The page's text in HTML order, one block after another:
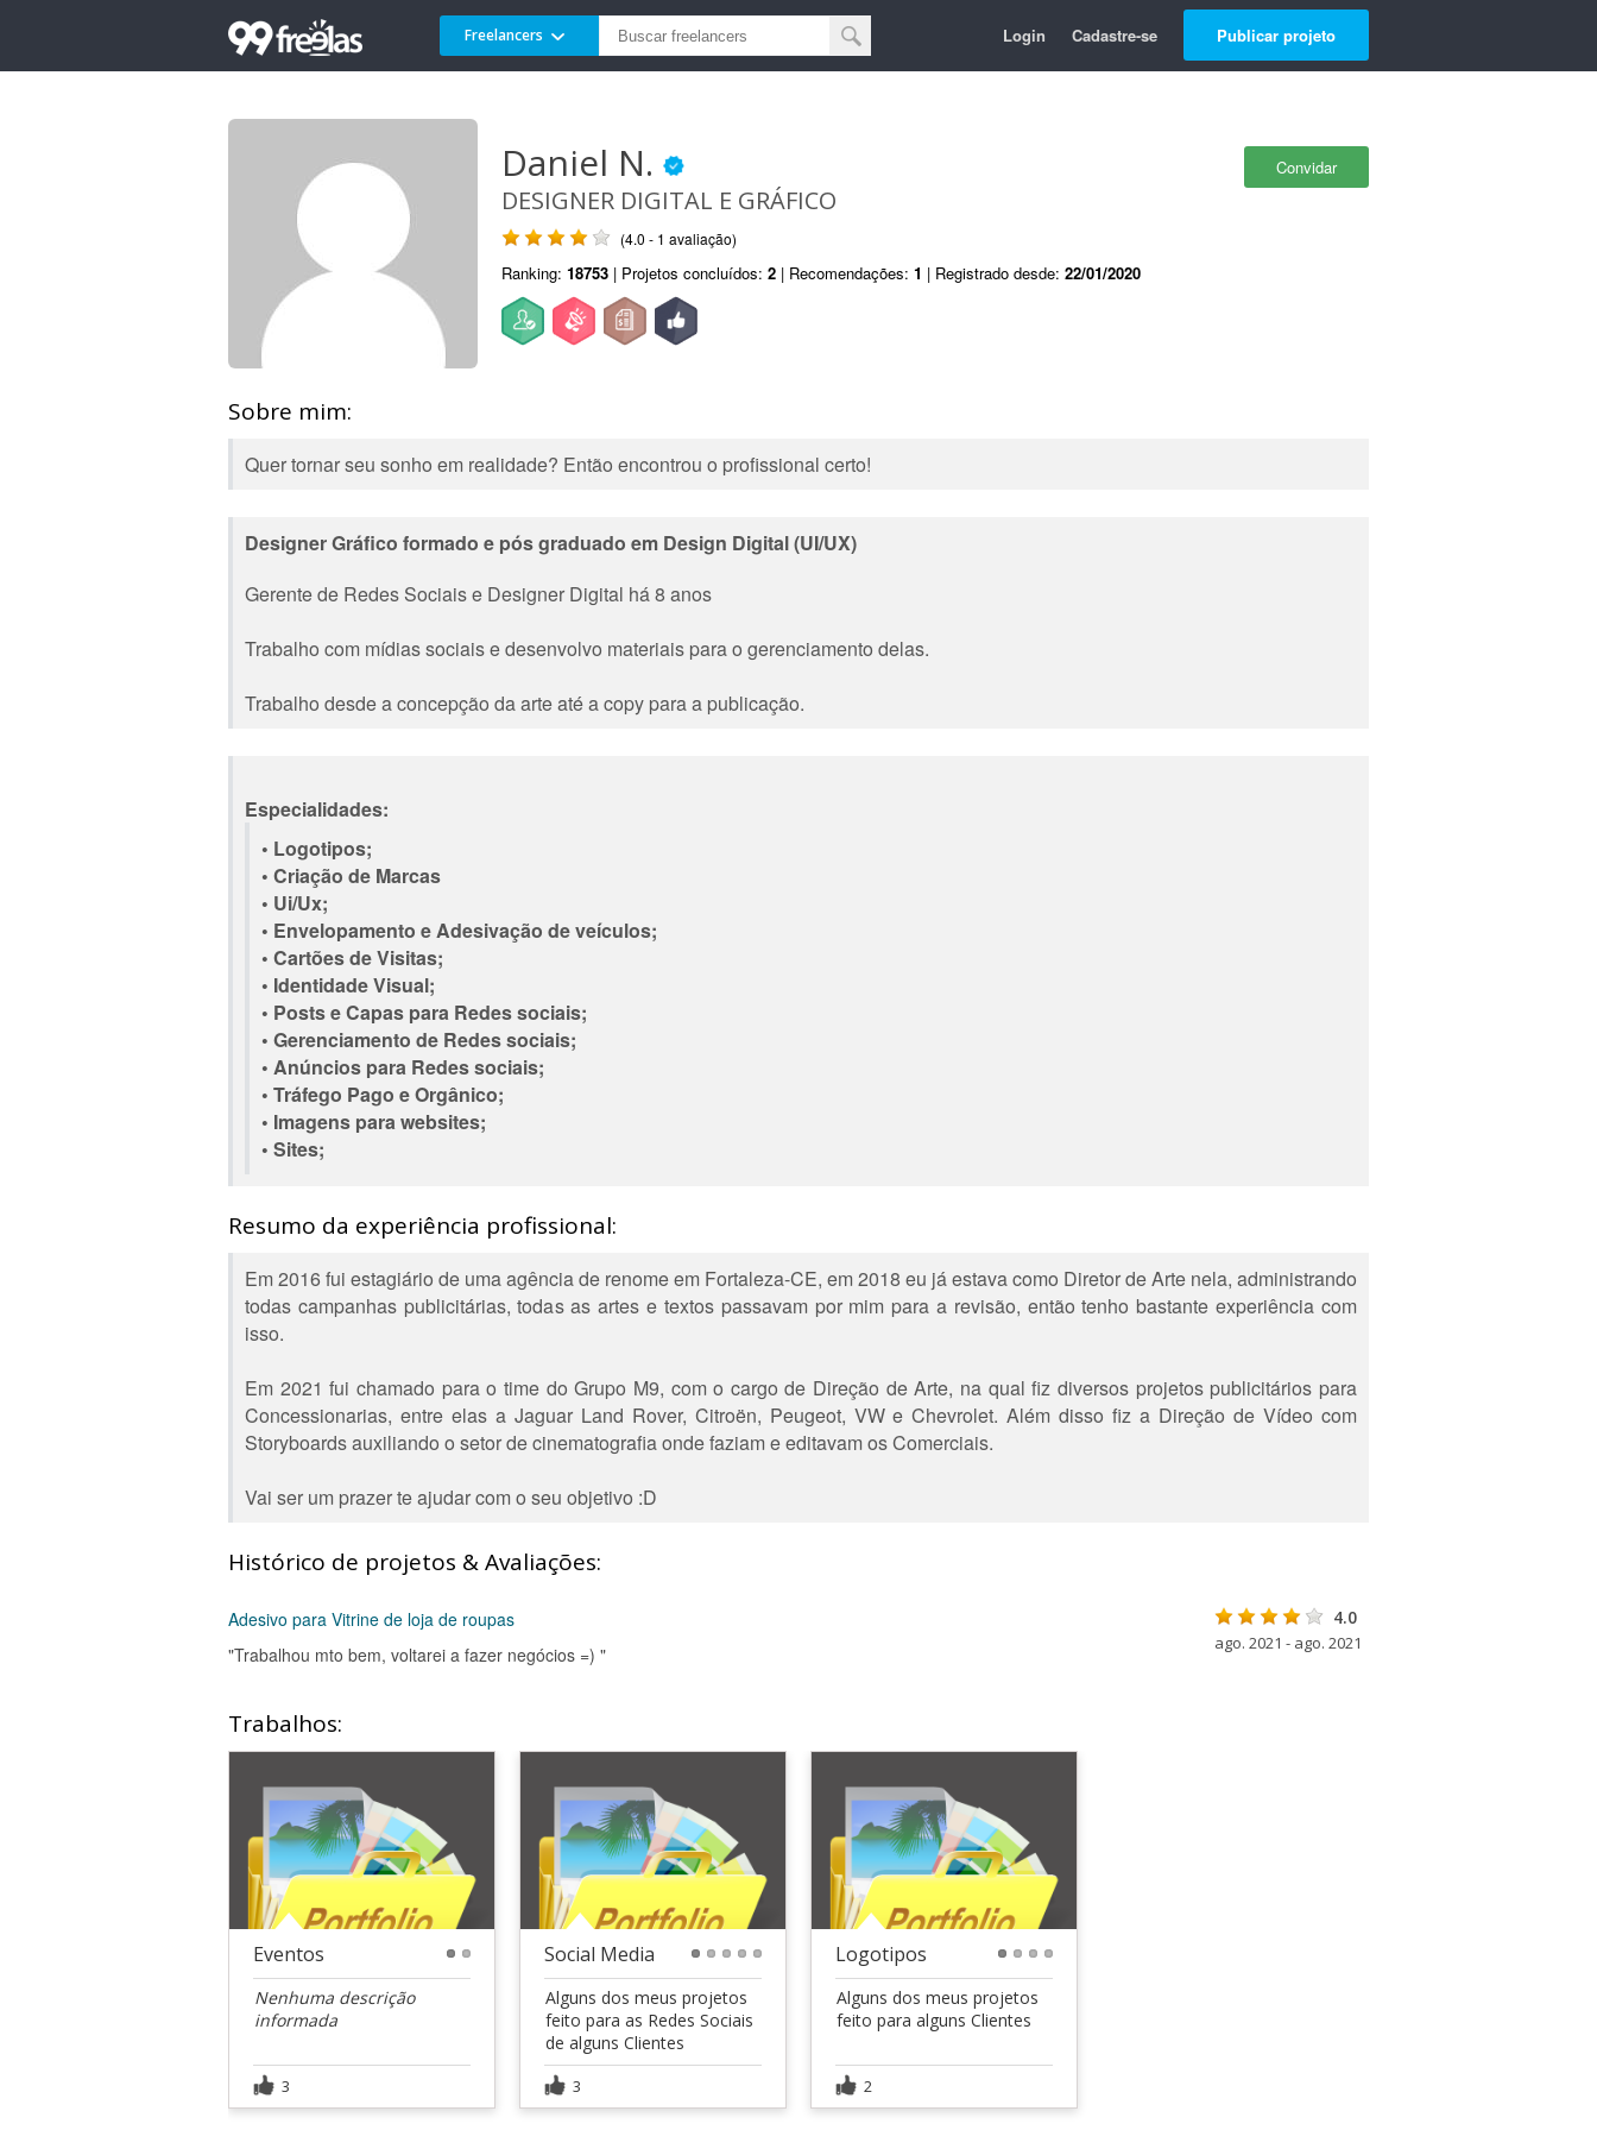
Freelancers Login Cadastre-se Publicar projeto
Convidar
Daniel N.
DESIGNER DIGITAL E GRÁFICO
(4.0 - 1 avaliação)
Ranking: 18753 | Projetos concluídos: 2 | Recomendações: 1 | Registrado desde: 22/01/2020
Sobre mim:
Quer tornar seu sonho em realidade? Então encontrou o profissional certo!
Designer Gráfico formado e pós graduado em Design Digital (UI/UX)
Gerente de Redes Sociais e Designer Digital há 8 anos
Trabalho com mídias sociais e desenvolvo materiais para o gerenciamento delas.
Trabalho desde a concepção da arte até a copy para a publicação.
Especialidades:
• Logotipos;
• Criação de Marcas
• Ui/Ux;
• Envelopamento e Adesivação de veículos;
• Cartões de Visitas;
• Identidade Visual;
• Posts e Capas para Redes sociais;
• Gerenciamento de Redes sociais;
• Anúncios para Redes sociais;
• Tráfego Pago e Orgânico;
• Imagens para websites;
• Sites;
Resumo da experiência profissional:
Em 2016 fui estagiário de uma agência de renome em Fortaleza-CE, em 2018 eu já estava como Diretor de Arte nela, administrando
todas campanhas publicitárias, todas as artes e textos passavam por mim para a revisão, então tenho bastante experiência com
isso.
Em 2021 fui chamado para o time do Grupo M9, com o cargo de Direção de Arte, na qual fiz diversos projetos publicitários para
Concessionarias, entre elas a Jaguar Land Rover, Citroën, Peugeot, VW e Chevrolet. Além disso fiz a Direção de Vídeo com
Storyboards auxiliando o setor de cinematografia onde faziam e editavam os Comerciais.
Vai ser um prazer te ajudar com o seu objetivo :D
Histórico de projetos & Avaliações:
Adesivo para Vitrine de loja de roupas
"Trabalhou mto bem, voltarei a fazer negócios =) "
4.0
ago. 2021 - ago. 2021
Trabalhos:
Eventos
Nenhuma descrição
informada
3
Social Media
Alguns dos meus projetos
feito para as Redes Sociais
de alguns Clientes
3
Logotipos
Alguns dos meus projetos
feito para alguns Clientes
2